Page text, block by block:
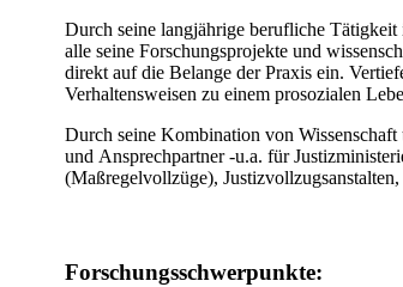
Durch seine langjährige berufliche
alle seine Forschungsprojekte und
direkt auf die Belange der Praxis ein.
Verhaltensweisen zu einem prosozialen
Durch seine Kombination von
und Ansprechpartner -u.a. für
(Maßregelvollzüge),
Forschungsschwerpunkte: